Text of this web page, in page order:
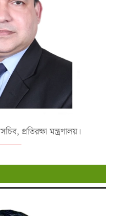
প্রতিরক্ষা মন্ত্রণালয়।